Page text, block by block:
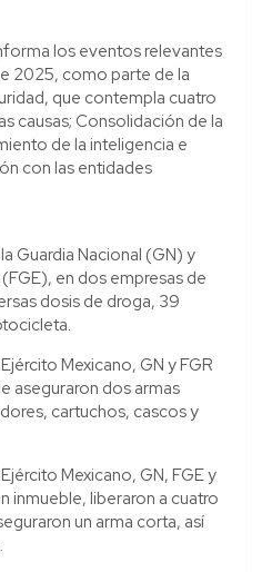
los eventos relevantes
2025, como parte de la
que contempla cuatro
causas; Consolidación de la
de la inteligencia e
con las entidades
Guardia Nacional (GN) y
en dos empresas de
dosis de droga, 39
Mexicano, GN y FGR
aseguraron dos armas
cartuchos, cascos y
Mexicano, GN, FGE y
inmueble, liberaron a cuatro
un arma corta, así